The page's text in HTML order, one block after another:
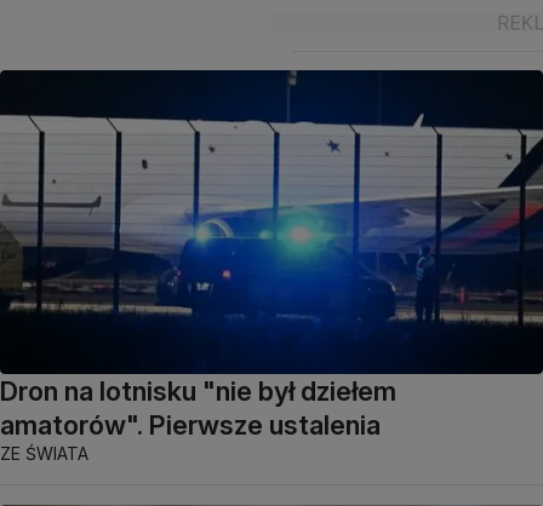
Dron na lotnisku "nie był dziełem
amatorów". Pierwsze ustalenia
ZE ŚWIATA